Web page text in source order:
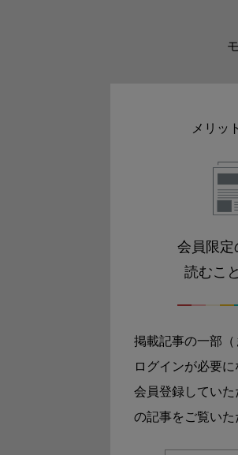
メリット
会員限定
読むこ
掲載記事の一部（
ログインが必要に
会員登録していた
の記事をご覧いた